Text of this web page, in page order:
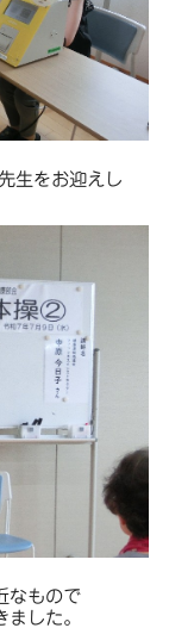
生をお迎えし
なもので
した。